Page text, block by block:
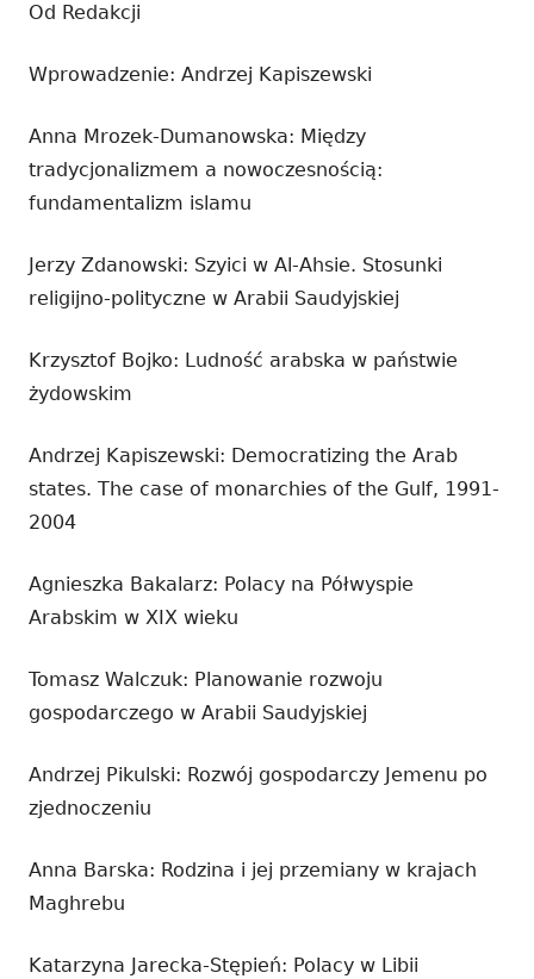
Od Redakcji
Wprowadzenie: Andrzej Kapiszewski
Anna Mrozek-Dumanowska: Między
tradycjonalizmem a nowoczesnością:
fundamentalizm islamu
Jerzy Zdanowski: Szyici w Al-Ahsie. Stosunki
religijno-polityczne w Arabii Saudyjskiej
Krzysztof Bojko: Ludność arabska w państwie
żydowskim
Andrzej Kapiszewski: Democratizing the Arab
states. The case of monarchies of the Gulf, 1991-
2004
Agnieszka Bakalarz: Polacy na Półwyspie
Arabskim w XIX wieku
Tomasz Walczuk: Planowanie rozwoju
gospodarczego w Arabii Saudyjskiej
Andrzej Pikulski: Rozwój gospodarczy Jemenu po
zjednoczeniu
Anna Barska: Rodzina i jej przemiany w krajach
Maghrebu
Katarzyna Jarecka-Stępień: Polacy w Libii